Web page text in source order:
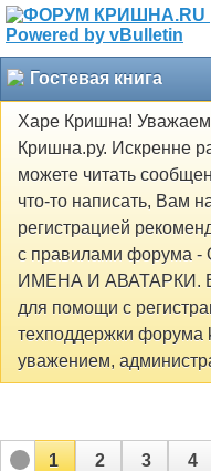
Гостевая книга
Харе Кришна!
Кришна.ру. Искренне
можете читать
что-то написать, Вам
регистрацией
с правилами
ИМЕНА И АВАТАРКИ.
для помощи с
техподдержки форума
уважением,
1 2 3 4